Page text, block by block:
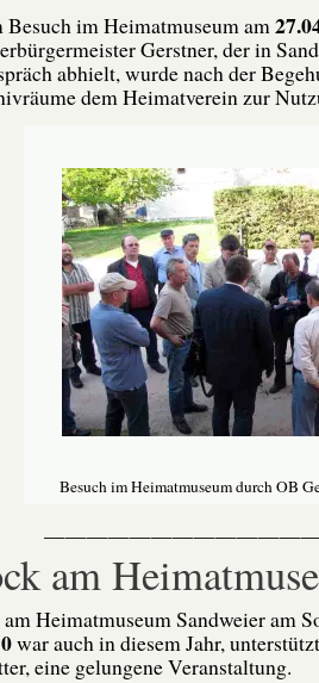
Besuch im Heimatmuseum am
Gerstner, der in
abhielt, wurde nach der
dem Heimatverein zur
Besuch im Heimatmuseum durch OB
am
Heimatmuseum Sandweier am
war auch in diesem Jahr,
eine gelungene Veranstaltung.